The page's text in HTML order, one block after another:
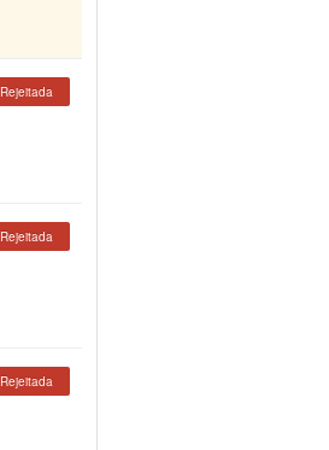
Rejeitada
Rejeitada
Rejeitada